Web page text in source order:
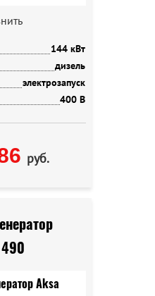
144 кВт
дизель
электрозапуск
400 В
руб.